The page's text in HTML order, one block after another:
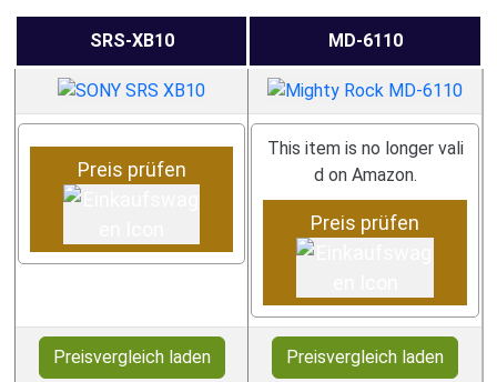
SRS-XB10 MD-6110
Preis prüfen
This item is no longer vali
d on Amazon.
Preis prüfen
Preisvergleich laden Preisvergleich laden